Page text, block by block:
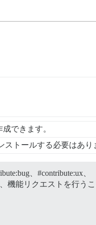
できます。
トールする必要はあり
、 #contribute:ux、
機能リクエストを行う